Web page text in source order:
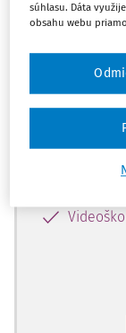
Všetky
súhlasu. Dáta
obsahu webu